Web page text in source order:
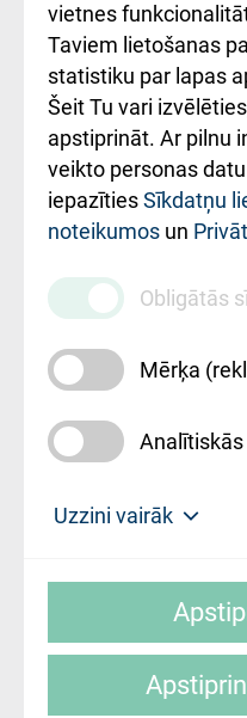
Rēķinu apmaksas
ceļvedis
Rekvizīti un
ārstniecības
iestādes kods
010000234
Maksas
pakalpojumu
cenrādis
Mājas lapas izstrāde:
vietnes
Taviem lietošanas
statistiku par lapas
Šeit Tu vari
apstiprināt. Ar pilnu
veikto personas
iepazītiesSīkdatņu
noteikumos un
Obligātās
Mērķa
Uzzini vairāk
slimnīca, turpmāk –
sīkdatņu